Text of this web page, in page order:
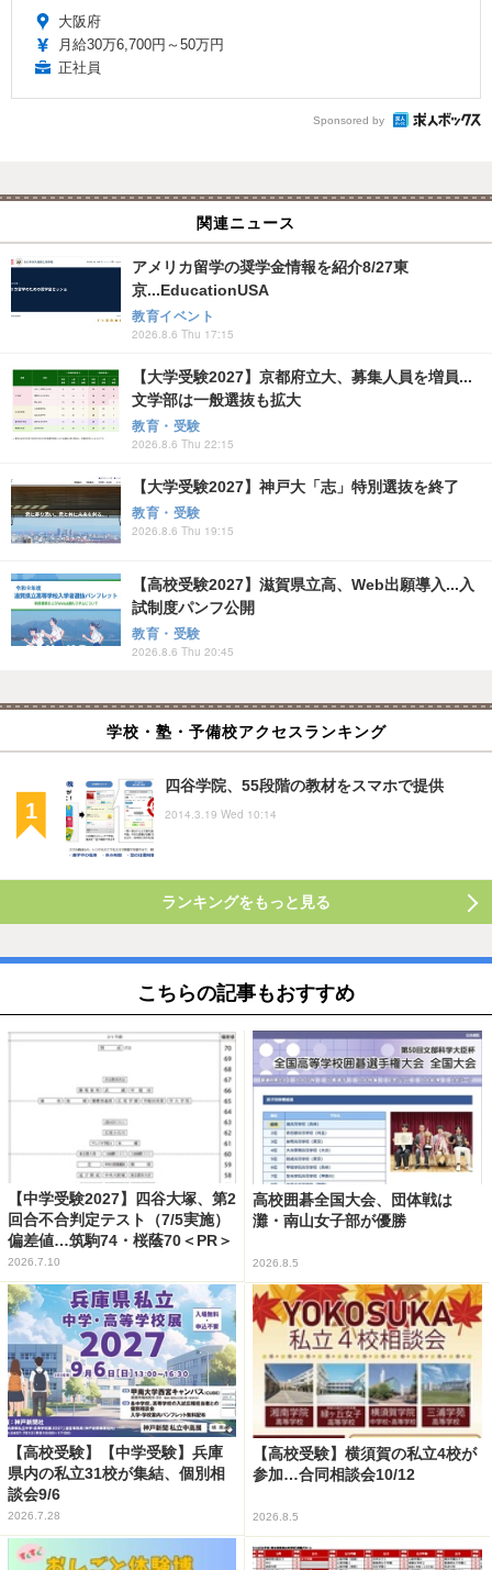
大阪府
月給30万6,700円～50万円
正社員
Sponsored by
関連ニュース
アメリカ留学の奨学金情報を紹介8/27東
京...EducationUSA
教育イベント
2026.8.6 Thu 17:15
【大学受験2027】京都府立大、募集人員を増員...
文学部は一般選抜も拡大
教育・受験
2026.8.6 Thu 22:15
【大学受験2027】神戸大「志」特別選抜を終了
教育・受験
2026.8.6 Thu 19:15
【高校受験2027】滋賀県立高、Web出願導入...入
試制度パンフ公開
教育・受験
2026.8.6 Thu 20:45
学校・塾・予備校アクセスランキング
四谷学院、55段階の教材をスマホで提供
2014.3.19 Wed 10:14
ランキングをもっと見る
こちらの記事もおすすめ
【中学受験2027】四谷大塚、第2
回合不合判定テスト（7/5実施）
偏差値…筑駒74・桜蔭70＜PR＞
2026.7.10
高校囲碁全国大会、団体戦は
灘・南山女子部が優勝
2026.8.5
【高校受験】【中学受験】兵庫
県内の私立31校が集結、個別相
談会9/6
2026.7.28
【高校受験】横須賀の私立4校が
参加…合同相談会10/12
2026.8.5